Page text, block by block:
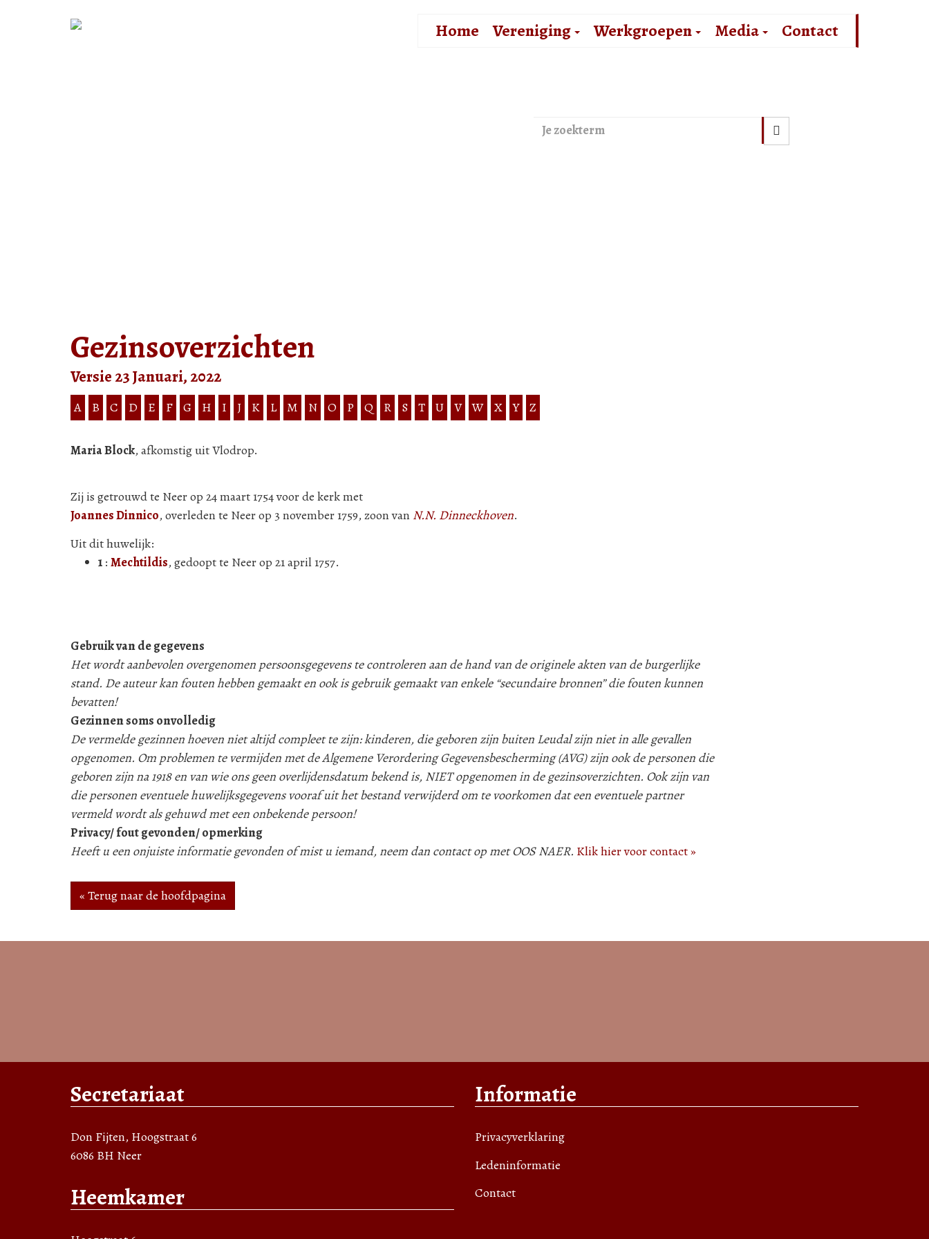
Home Vereniging Werkgroepen Media Contact
Gezinsoverzichten
Versie 23 Januari, 2022
A B C D E F G H I J K L M N O P Q R S T U V W X Y Z
Maria Block, afkomstig uit Vlodrop.
Zij is getrouwd te Neer op 24 maart 1754 voor de kerk met
Joannes Dinnico, overleden te Neer op 3 november 1759, zoon van N.N. Dinneckhoven.
Uit dit huwelijk:
1 : Mechtildis, gedoopt te Neer op 21 april 1757.
Gebruik van de gegevens
Het wordt aanbevolen overgenomen persoonsgegevens te controleren aan de hand van de originele akten van de burgerlijke
stand. De auteur kan fouten hebben gemaakt en ook is gebruik gemaakt van enkele “secundaire bronnen” die fouten kunnen
bevatten!
Gezinnen soms onvolledig
De vermelde gezinnen hoeven niet altijd compleet te zijn: kinderen, die geboren zijn buiten Leudal zijn niet in alle gevallen
opgenomen. Om problemen te vermijden met de Algemene Verordering Gegevensbescherming (AVG) zijn ook de personen die
geboren zijn na 1918 en van wie ons geen overlijdensdatum bekend is, NIET opgenomen in de gezinsoverzichten. Ook zijn van
die personen eventuele huwelijksgegevens vooraf uit het bestand verwijderd om te voorkomen dat een eventuele partner
vermeld wordt als gehuwd met een onbekende persoon!
Privacy/ fout gevonden/ opmerking
Heeft u een onjuiste informatie gevonden of mist u iemand, neem dan contact op met OOS NAER. Klik hier voor contact »
« Terug naar de hoofdpagina
Secretariaat
Don Fijten, Hoogstraat 6
6086 BH Neer
Heemkamer
Informatie
Privacyverklaring
Ledeninformatie
Contact